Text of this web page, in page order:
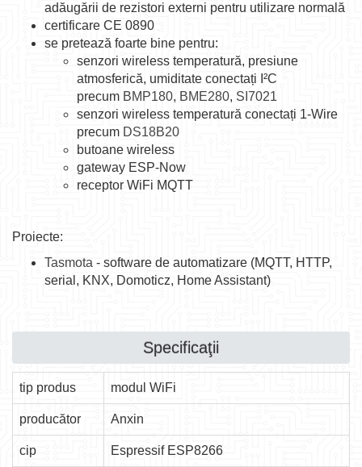
adăugării de rezistori externi pentru utilizare normală
certificare CE 0890
se pretează foarte bine pentru:
senzori wireless temperatură, presiune
atmosferică, umiditate conectați I²C
precum BMP180, BME280, SI7021
senzori wireless temperatură conectați 1-Wire
precum DS18B20
butoane wireless
gateway ESP-Now
receptor WiFi MQTT
Proiecte:
Tasmota - software de automatizare (MQTT, HTTP,
serial, KNX, Domoticz, Home Assistant)
Specificaţii
tip produs modul WiFi
producător Anxin
cip Espressif ESP8266